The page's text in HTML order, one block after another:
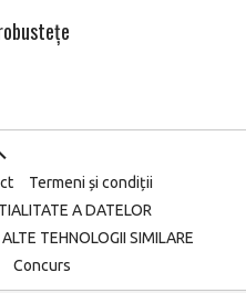
Termeni și condiții
A DATELOR
TEHNOLOGII SIMILARE
Concurs